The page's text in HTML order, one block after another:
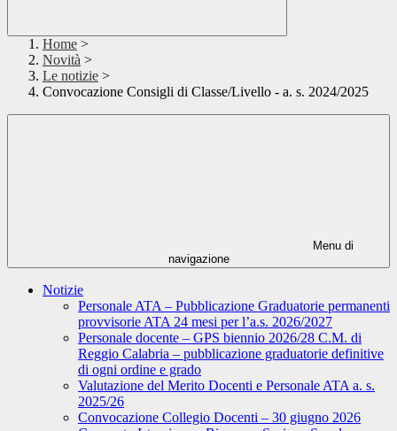
Home >
Novità >
Le notizie >
Convocazione Consigli di Classe/Livello - a. s. 2024/2025
Menu di
navigazione
Notizie
Personale ATA – Pubblicazione Graduatorie permanenti
provvisorie ATA 24 mesi per l’a.s. 2026/2027
Personale docente – GPS biennio 2026/28 C.M. di
Reggio Calabria – pubblicazione graduatorie definitive
di ogni ordine e grado
Valutazione del Merito Docenti e Personale ATA a. s.
2025/26
Convocazione Collegio Docenti – 30 giugno 2026